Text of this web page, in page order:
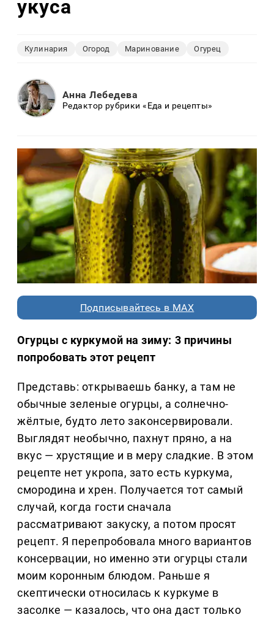
укуса
Кулинария Огород Маринование Огурец
Анна Лебедева
Редактор рубрики «Еда и рецепты»
Подписывайтесь в MAX
Огурцы с куркумой на зиму: 3 причины
попробовать этот рецепт
Представь: открываешь банку, а там не
обычные зеленые огурцы, а солнечно-
жёлтые, будто лето законсервировали.
Выглядят необычно, пахнут пряно, а на
вкус — хрустящие и в меру сладкие. В этом
рецепте нет укропа, зато есть куркума,
смородина и хрен. Получается тот самый
случай, когда гости сначала
рассматривают закуску, а потом просят
рецепт. Я перепробовала много вариантов
консервации, но именно эти огурцы стали
моим коронным блюдом. Раньше я
скептически относилась к куркуме в
засолке — казалось, что она даст только